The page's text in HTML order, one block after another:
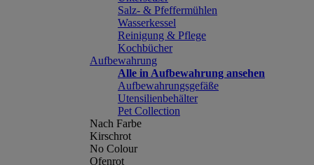
Salz- & Pfeffermühlen
Wasserkessel
Reinigung & Pflege
Kochbücher
Aufbewahrung
Alle in Aufbewahrung ansehen
Aufbewahrungsgefäße
Utensilienbehälter
Pet Collection
Nach Farbe
Kirschrot
No Colour
Ofenrot